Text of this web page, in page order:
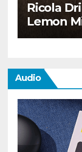
Ricola
Lemon
Melissa
Audio